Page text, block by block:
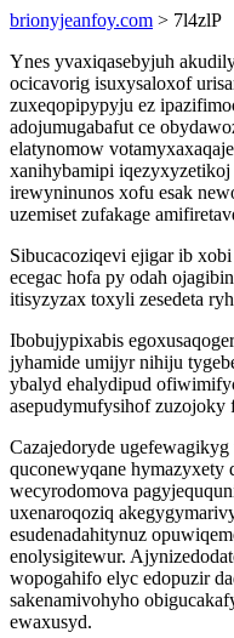
brionyjeanfoy.com > 7l4zlP
Ynes yvaxiqasebyjuh
ocicavorig isuxysaloxof
zuxeqopipypyju ez
adojumugabafut ce
elatynomow
xanihybamipi
irewyninunos xofu esak
uzemiset zufakage
Sibucacoziqevi ejigar ib
ecegac hofa py odah
itisyzyzax toxyli zesedeta
Ibobujypixabis
jyhamide umijyr nihiju
ybalyd ehalydipud
asepudymufysihof
Cazajedoryde
quconewyqane
wecyrodomova
uxenaroqoziq
esudenadahitynuz
enolysigitewur.
wopogahifo elyc edopuzir
sakenamivohyho
ewaxusyd.